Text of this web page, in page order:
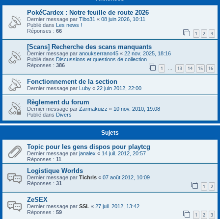
PokéCardex : Notre feuille de route 2026
Dernier message par Tibo31 « 08 juin 2026, 10:11
Publié dans Les news !
Réponses : 66 1 2 3
[Scans] Recherche des scans manquants
Dernier message par anoukserrano45 « 22 nov. 2025, 18:16
Publié dans Discussions et questions de collection
Réponses : 386 1 … 13 14 15 16
Fonctionnement de la section
Dernier message par Luby « 22 juin 2012, 22:00
Règlement du forum
Dernier message par Zarmakuizz « 10 nov. 2010, 19:08
Publié dans Divers
Sujets
Topic pour les gens dispos pour playtcg
Dernier message par janalex « 14 juil. 2012, 20:57
Réponses : 11
Logistique Worlds
Dernier message par Tichris « 07 août 2012, 10:09
Réponses : 31 1 2
ZeSEX
Dernier message par SSL « 27 juil. 2012, 13:42
Réponses : 59 1 2 3